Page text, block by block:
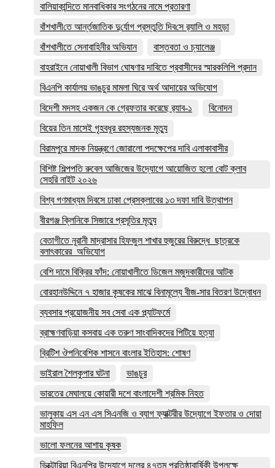
বালিয়াকান্দিতে মানবাধিকার সংগঠনের নামে প্রতারণা
বাঁশখালী‌তে আর্ন্তজা‌তিক দু‌র্যোগ প্রস্তু‌তি দিব‌সে র‌্যালি ও মহড়া
বাঁশখালীতে সেনাবাহিনীর অভিযান
বাস্তবতা ও চ্যালেঞ্জ
বাহরাইনে নোয়াখালী বিভাগ ঘোষণার দাবিতে প্রবাসীদের স্মারকলিপি প্রদান
বিএনপি কার্যালয় ভাঙচুর মামলা ঘিরে অর্থ আদায়ের অভিযোগ
বিদেশী মদসহ একজন কে গ্রেফতার করেছে র‌্যাব-১
বিনোদন
বিয়ের তিন মাসেই গৃহবধূর রহস্যজনক মৃত্যু
বিরামপুরে মাদক নিয়ন্ত্রণে জোরালো পদক্ষেপের দাবি এলাকাবাসীর
বিশিষ্ট শিল্পপতি রুবেল আজিজের উদ্যোগে আয়োজিত হলো বোট ক্লাব
সেহরি নাইট ২০২৬
বিশ্ব গণমাধ্যম দিবসে ঢাকা প্রেসক্লাবের ১৩ দফা দাবি উত্থাপন
বীরগঞ্জ ক্লিনিকে সিজারে প্রসূতির মৃত্যু
বেতাগীতে নূরানী মাদ্রাসার হিফজুল শাখার হুজুরের বিরুদ্ধে ছাত্রকে
বলাৎকারের অভিযোগ
বেশি দামে বিক্রির ফাঁদ: নোয়াখালীতে ডিজেল মজুদকারীদের আটক
বোরহানউদ্দিনে ৭ হাজার কৃষকের মাঝে বিনামূল্যে বীজ-সার বিতরণ উদ্বোধন
ব্যবসার প্রয়োজনীয় সব সেবা এক প্ল্যাটফর্মে
ব্রাহ্মণবাড়িয়া কসবায় এক তরুণ সাংবাদিকদের পিটিয়ে হত্যা
ব্রিটিশ ঔপনিবেশিক শাসনে বাংলার ইতিহাস: শোষণ
ভাইরাল শৈলকুপার ঘটনা
ভাঙচুর
ভারতের মেঘালয়ে কোয়ারী দশে বাংলাদেশী শ্রমিক নিহত
ভালুকায় এস এন এস সিএনজি ও ব্যাগ ফ্যাক্টরীর উদ্যোগে ইফতার ও দোয়া
মাহফিল
ভালো ফলনের আশায় কৃষক
ভিক্টোরিয়া বিএনপির উদ্যোগে দলের ৪৭তম প্রতিষ্ঠাবার্ষিকী উপলক্ষে